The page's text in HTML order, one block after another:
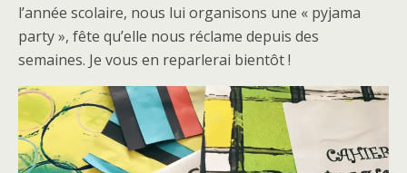
l’année scolaire, nous lui organisons une « pyjama
party », fête qu’elle nous réclame depuis des
semaines. Je vous en reparlerai bientôt !